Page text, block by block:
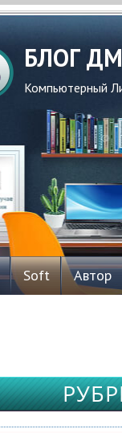
БЛОГ
Компьютерный
Soft Автор